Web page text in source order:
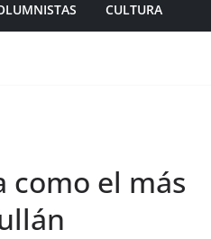
CULTURA
como el más